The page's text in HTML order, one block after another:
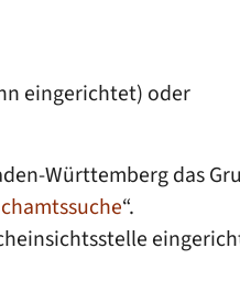
eingerichtet) oder
Württemberg das
“.